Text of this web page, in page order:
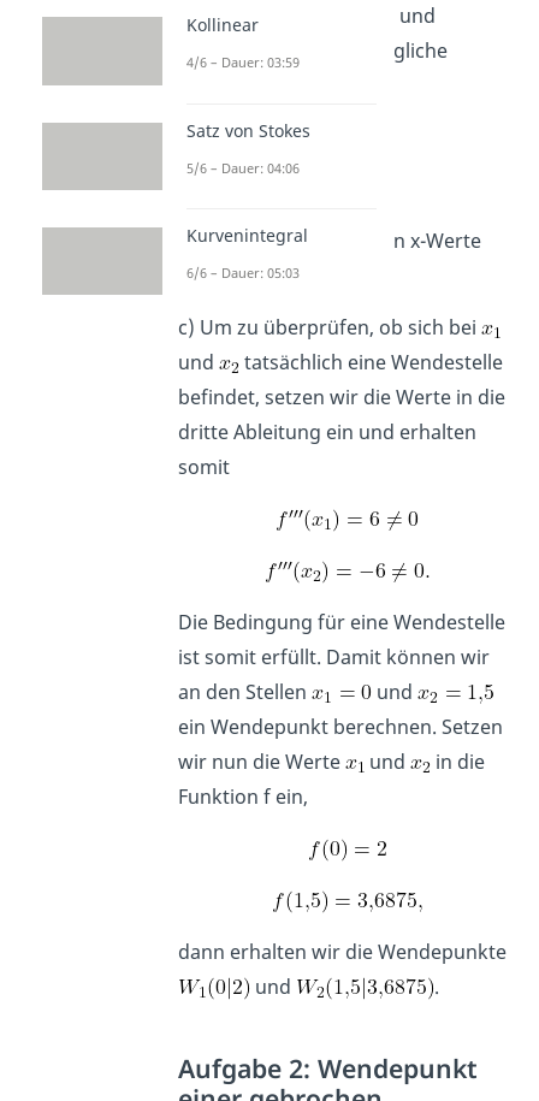
und
erhalten damit zwei mögliche
Das sind die potenziellen x-Werte
der Wendepunkte.
c) Um zu überprüfen, ob sich bei
und
tatsächlich eine Wendestelle
befindet, setzen wir die Werte in die
dritte Ableitung ein und erhalten
somit
Die Bedingung für eine Wendestelle
ist somit erfüllt. Damit können wir
an den Stellen
und
ein Wendepunkt berechnen. Setzen
wir nun die Werte
und
in die
Funktion f ein,
dann erhalten wir die Wendepunkte
und
.
Aufgabe 2: Wendepunkt
Kollinear
4/6 – Dauer: 03:59
Satz von Stokes
5/6 – Dauer: 04:06
Kurvenintegral
6/6 – Dauer: 05:03